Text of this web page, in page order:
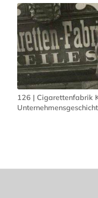
126 | Cigarettenfabrik